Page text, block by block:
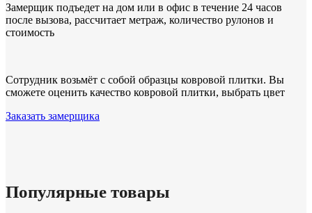
Замерщик подъедет на дом или в офис в течение 24 часов
после вызова, рассчитает метраж, количество рулонов и
стоимость
Сотрудник возьмёт с собой образцы ковровой плитки. Вы
сможете оценить качество ковровой плитки, выбрать цвет
Заказать замерщика
Популярные товары